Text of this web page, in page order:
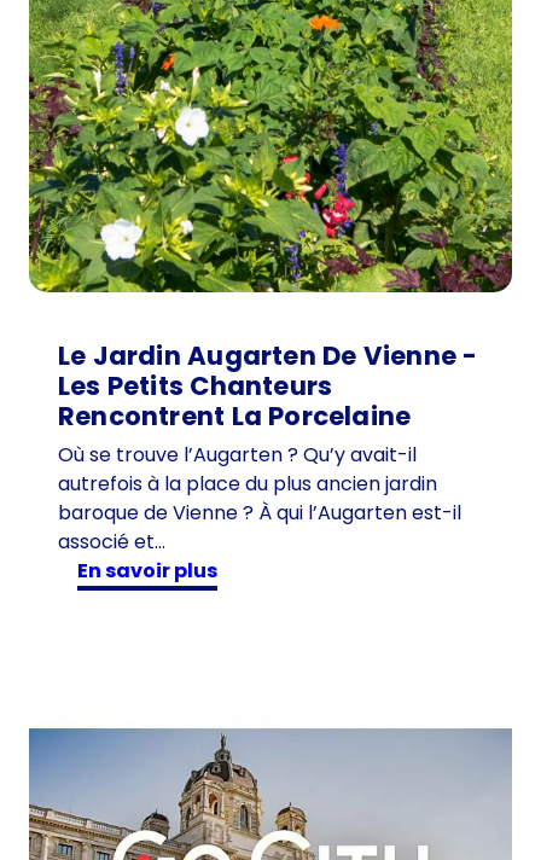
Le Jardin Augarten De Vienne -
Les Petits Chanteurs
Rencontrent La Porcelaine
Où se trouve l’Augarten ? Qu’y avait-il
autrefois à la place du plus ancien jardin
baroque de Vienne ? À qui l’Augarten est-il
associé et…
en savoir plus:
L
d
i
n
A